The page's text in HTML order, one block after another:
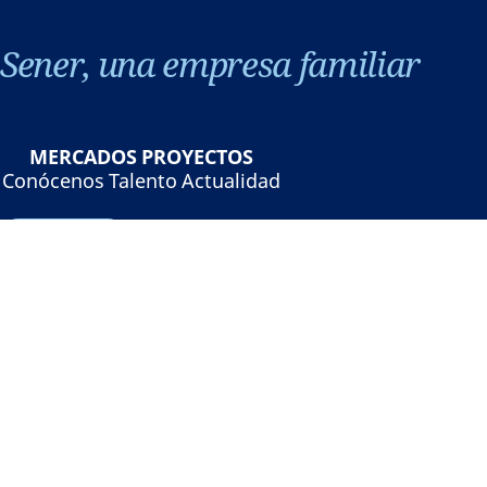
Sener, una empresa familiar
MERCADOS PROYECTOS
Conócenos Talento Actualidad